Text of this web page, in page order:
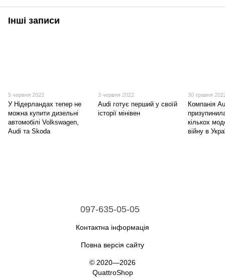
Інші записи
5 червня 2022
У Нідерландах тепер не
можна купити дизельні
автомобілі Volkswagen,
Audi та Skoda
3 червня 2022
Audi готує перший у своїй
історії мінівен
30 травня
Компанія
кількох
війну в
097-635-05-05
Контактна інформація
Повна версія сайту
© 2020—2026
QuattroShop